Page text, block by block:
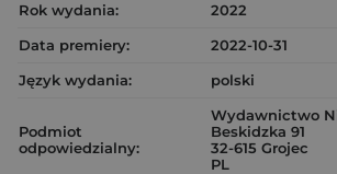
Rok wydania:
2022
Data premiery:
2022-10-31
Język wydania:
polski
Podmiot
odpowiedzialny:
Wydawnictwo
Beskidzka 91
32-615 Grojec
PL